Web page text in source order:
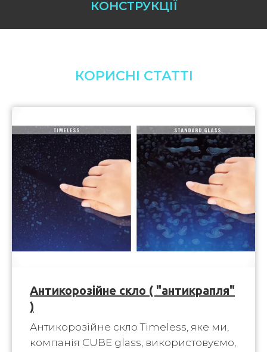
КОНСТРУКЦІЇ
КОРИСНІ СТАТТІ
Антикорозійне скло ( "антикрапля"
)
Антикорозійне скло Timeless, яке ми,
компанія CUBE glass, використовуємо,